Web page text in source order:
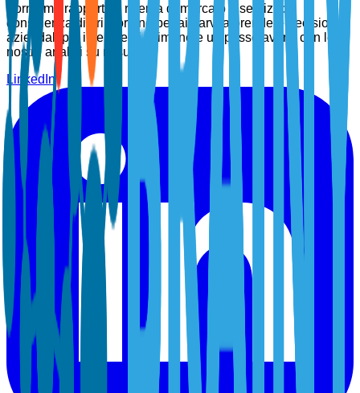
Forniamo rapporti di ricerca di mercato e servizi di
consulenza di prim'ordine per aiutarvi a prendere decisioni
aziendali più intelligenti. Rimanete un passo avanti con le
nostre analisi su misura.
LinkedIn